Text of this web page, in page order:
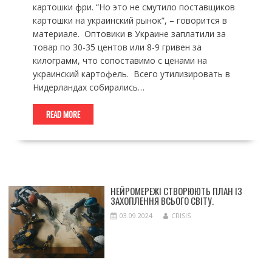
картошки фри. “Но это не смутило поставщиков
картошки на украинский рынок”, – говорится в
материале. Оптовики в Украине заплатили за
товар по 30-35 центов или 8-9 гривен за
килограмм, что сопоставимо с ценами на
украинский картофель. Всего утилизировать в
Нидерландах собирались…
READ MORE
НЕЙРОМЕРЕЖІ СТВОРЮЮТЬ ПЛАН ІЗ
ЗАХОПЛЕННЯ ВСЬОГО СВІТУ.
03.09.2024 CRISIS